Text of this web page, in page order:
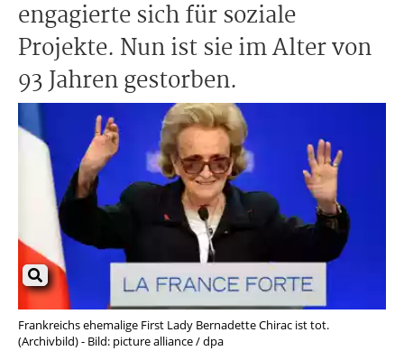
engagierte sich für soziale
Projekte. Nun ist sie im Alter von
93 Jahren gestorben.
Frankreichs ehemalige First Lady Bernadette Chirac ist tot.
(Archivbild) - Bild: picture alliance / dpa